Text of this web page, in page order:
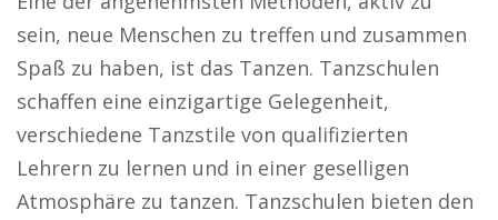
sein, neue Menschen zu treffen und zusammen
Spaß zu haben, ist das Tanzen. Tanzschulen
schaffen eine einzigartige Gelegenheit,
verschiedene Tanzstile von qualifizierten
Lehrern zu lernen und in einer geselligen
Atmosphäre zu tanzen. Tanzschulen bieten den